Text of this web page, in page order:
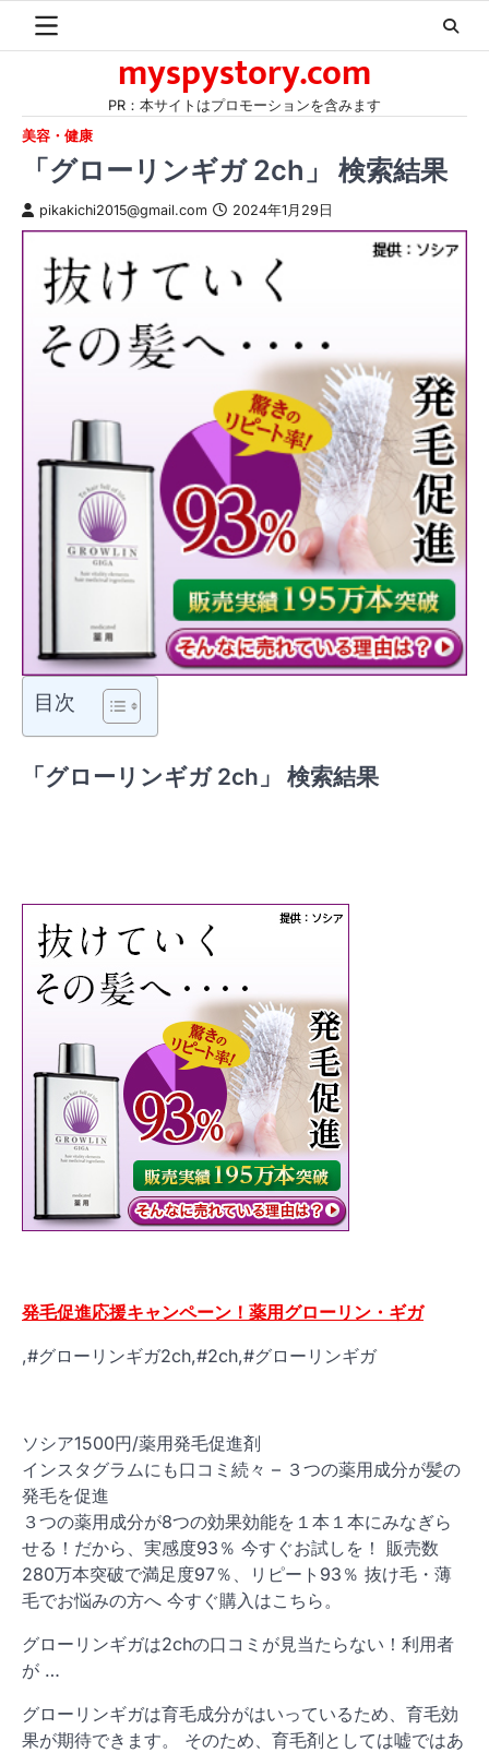
myspystory.com
PR：本サイトはプロモーションを含みます
美容・健康
「グローリンギガ 2ch」 検索結果
pikakichi2015@gmail.com 2024年1月29日
目次
「グローリンギガ 2ch」 検索結果
発毛促進応援キャンペーン！薬用グローリン・ギガ
,#グローリンギガ2ch,#2ch,#グローリンギガ
ソシア1500円/薬用発毛促進剤
インスタグラムにも口コミ続々 – ３つの薬用成分が髪の
発毛を促進
３つの薬用成分が8つの効果効能を１本１本にみなぎら
せる！だから、実感度93％ 今すぐお試しを！ 販売数
280万本突破で満足度97％、リピート93％ 抜け毛・薄
毛でお悩みの方へ 今すぐ購入はこちら。
グローリンギガは2chの口コミが見当たらない！利用者
が …
グローリンギガは育毛成分がはいっているため、育毛効
果が期待できます。 そのため、育毛剤としては嘘ではあ